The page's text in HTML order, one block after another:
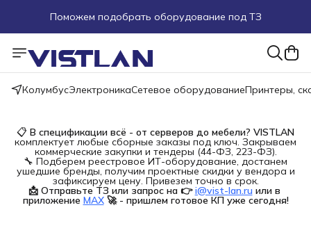
Поможем подобрать оборудование под ТЗ
Пуско-наладочные работы
Пришлите запрос на e-mail или в чат
КолумбусЭлектроникаСетевое оборудованиеПринтеры,
📋 В спецификации всё - от серверов до мебели? VISTLAN
комплектует любые сборные заказы под ключ. Закрываем
коммерческие закупки и тендеры (44-ФЗ, 223-ФЗ).
🔧 Подберем реестровое ИТ-оборудование, достанем
ушедшие бренды, получим проектные скидки у вендора и
зафиксируем цену. Привезем точно в срок.
📩 Отправьте ТЗ или запрос на 👉 i@vist-lan.ru или в
приложение MAX 🚀 - пришлем готовое КП уже сегодня!